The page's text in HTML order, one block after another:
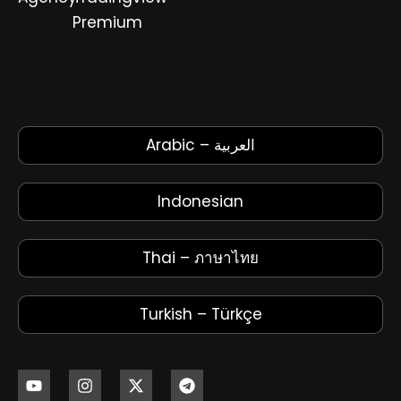
Premium
Arabic – العربية
Indonesian
Thai – ภาษาไทย
Turkish – Türkçe